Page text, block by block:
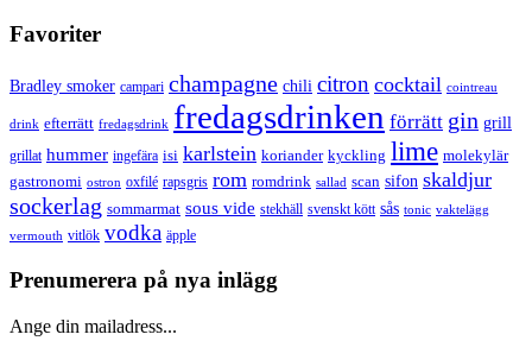
Favoriter
Bradley smoker campari champagne chili citron cocktail cointreau
drink efterrätt fredagsdrink fredagsdrinken förrätt gin grill
grillat hummer ingefära isi karlstein koriander kyckling lime molekylär
gastronomi ostron oxfilé rapsgris rom romdrink sallad scan sifon skaldjur
sockerlag sommarmat sous vide stekhäll svenskt kött sås tonic vaktelägg
vermouth vitlök vodka äpple
Prenumerera på nya inlägg
Ange din mailadress...